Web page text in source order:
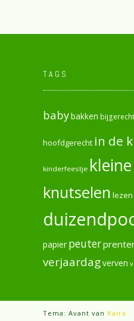
TAGS
babybakken bijgerecht
hoofdgerecht in de
kinderfeestje
knutselen lezen
papier peuter
verjaardagverven
Tema: Avant van Kaira